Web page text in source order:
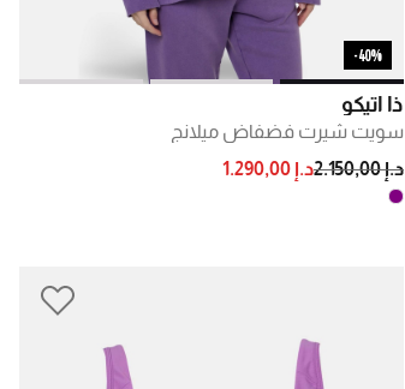
40%-
ذا أتيكو
سويت شيرت فضفاض ميلانج
PRICE REDUCED FROM
د.إ 2.150,00 TO
د.إ 1.290,00